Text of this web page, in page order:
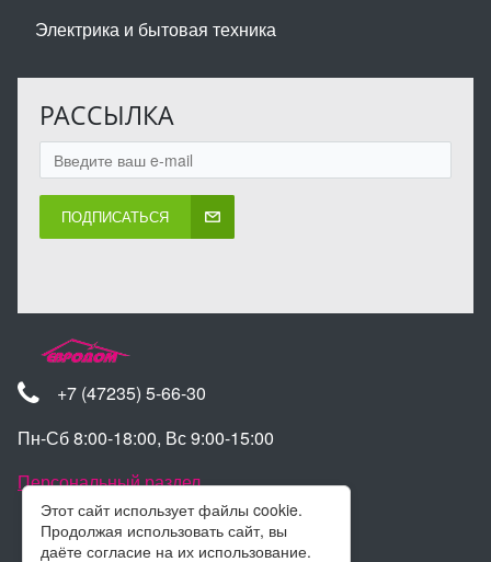
Этот сайт использует файлы cookie.
Продолжая использовать сайт, вы
даёте согласие на их использование.
Электрика и бытовая техника
РАССЫЛКА
ПОДПИСАТЬСЯ
+7 (47235) 5-66-30
Пн-Сб 8:00-18:00, Вс 9:00-15:00
Персональный раздел